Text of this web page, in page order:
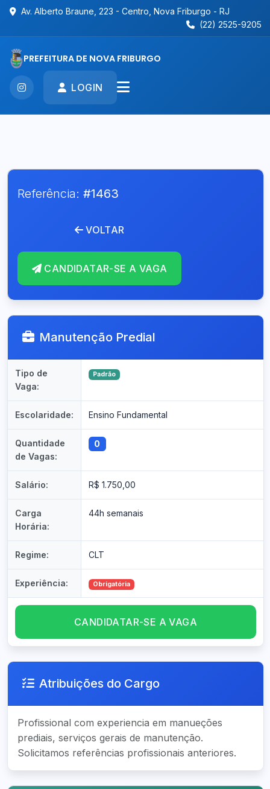
Av. Alberto Braune, 223 - Centro, Nova Friburgo - RJ
(22) 2525-9205
PREFEITURA DE NOVA FRIBURGO
LOGIN
Referência: #1463
VOLTAR
CANDIDATAR-SE A VAGA
Manutenção Predial
Tipo de
Vaga:
Padrão
Escolaridade: Ensino Fundamental
Quantidade
de Vagas:
0
Salário: R$ 1.750,00
Carga
Horária:
44h semanais
Regime: CLT
Experiência: Obrigatória
CANDIDATAR-SE A VAGA
Atribuições do Cargo
Profissional com experiencia em manueções
prediais, serviços gerais de manutenção.
Solicitamos referências profissionais anteriores.